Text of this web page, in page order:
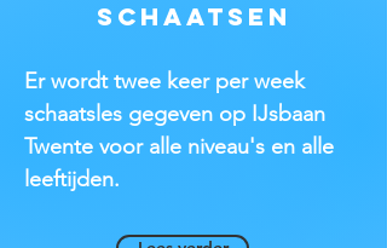
Schaatsen
Er wordt twee keer per week
schaatsles gegeven op IJsbaan
Twente voor alle niveau's en alle
leeftijden.